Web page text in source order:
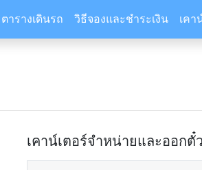
ตารางเดินรถ วิธีจองและชำระเงิน เคา
เคาน์เตอร์จำหน่ายและออกตั๋ว